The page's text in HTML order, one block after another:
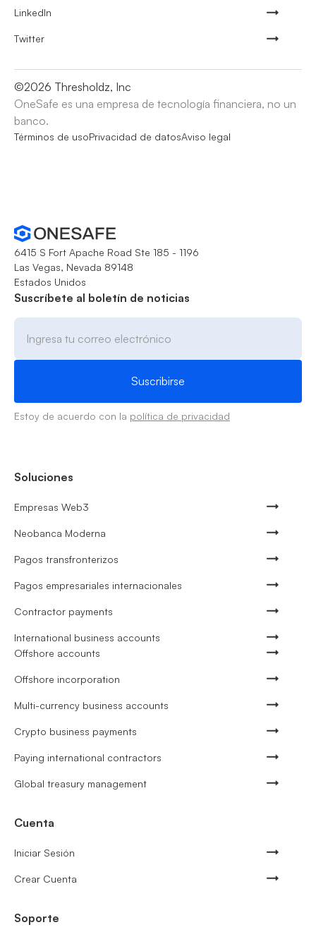
LinkedIn
Twitter
©2026 Thresholdz, Inc
OneSafe es una empresa de tecnología financiera, no un
banco.
Términos de usoPrivacidad de datosAviso legal
6415 S Fort Apache Road Ste 185 - 1196
Las Vegas, Nevada 89148
Estados Unidos
Suscríbete al boletín de noticias
Estoy de acuerdo con la política de privacidad
Soluciones
Empresas Web3
Neobanca Moderna
Pagos transfronterizos
Pagos empresariales internacionales
Contractor payments
International business accounts
Offshore accounts
Offshore incorporation
Multi-currency business accounts
Crypto business payments
Paying international contractors
Global treasury management
Cuenta
Iniciar Sesión
Crear Cuenta
Soporte